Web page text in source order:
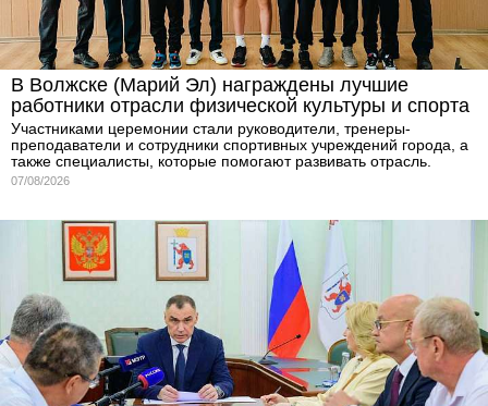
В Волжске (Марий Эл) награждены лучшие
работники отрасли физической культуры и спорта
Участниками церемонии стали руководители, тренеры-
преподаватели и сотрудники спортивных учреждений города, а
также специалисты, которые помогают развивать отрасль.
07/08/2026